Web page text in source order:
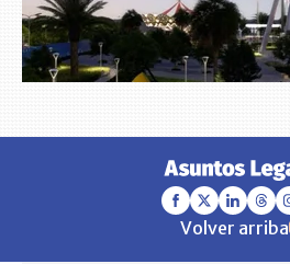
Volver arriba